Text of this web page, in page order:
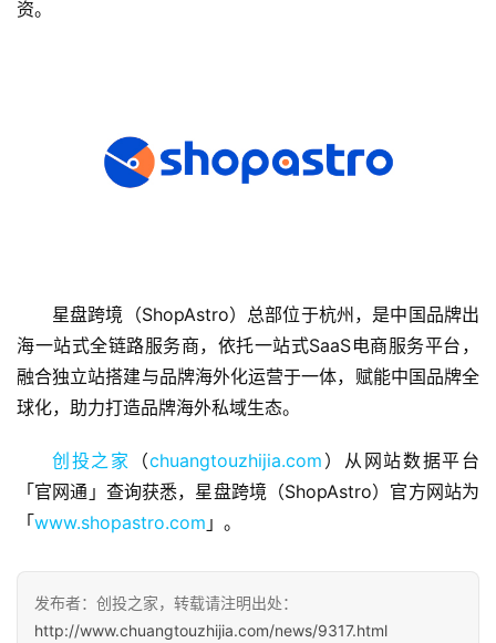
页
融
道
业
观
察
资。
星盘跨境（ShopAstro）总部位于杭州，是中国品牌出
海一站式全链路服务商，依托一站式SaaS电商服务平台，
融合独立站搭建与品牌海外化运营于一体，赋能中国品牌全
球化，助力打造品牌海外私域生态。
创投之家 （chuangtouzhijia.com ）从网站数据平台
「官网通」查询获悉，星盘跨境（ShopAstro）官方网站为
「www.shopastro.com 」。
发布者：创投之家，转载请注明出处：
http://www.chuangtouzhijia.com/news/9317.html